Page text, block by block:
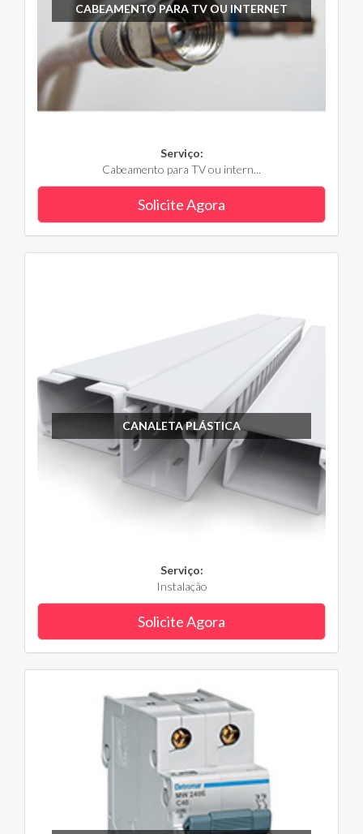
CABEAMENTO PARA TV OU INTERNET
Serviço:
Cabeamento para TV ou intern...
Solicite Agora
CANALETA PLÁSTICA
Serviço:
Instalação
Solicite Agora